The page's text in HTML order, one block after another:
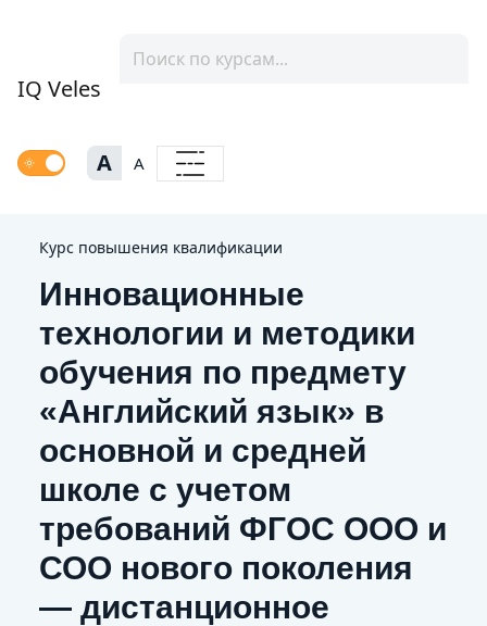
IQ Veles
A A
Курс повышения квалификации
Инновационные
технологии и методики
обучения по предмету
«Английский язык» в
основной и средней
школе с учетом
требований ФГОС ООО и
СОО нового поколения
— дистанционное